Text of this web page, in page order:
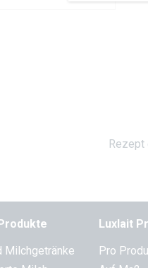
Milchgetränke
Luxlait
Pro